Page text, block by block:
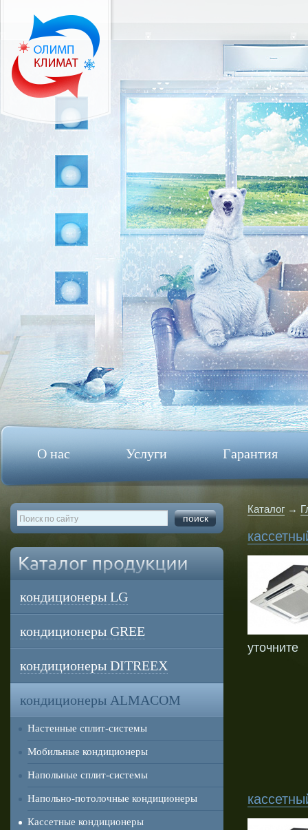
О нас Услуги Гарантия
кондиционеры LG
кондиционеры GREE
кондиционеры DITREEX
кондиционеры ALMACOM
Настенные сплит-системы
Мобильные кондиционеры
Напольные сплит-системы
Напольно-потолочные кондиционеры
Кассетные кондиционеры
Каталог →
уточните